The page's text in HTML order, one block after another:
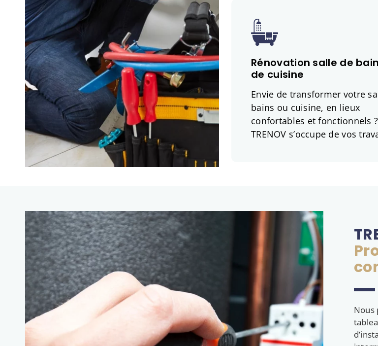
Rénovation salle de
de cuisine
Envie de transformer votre
bains ou cuisine, en lieux
confortables et fonctionnels ?
TRENOV s’occupe de vos
Nous